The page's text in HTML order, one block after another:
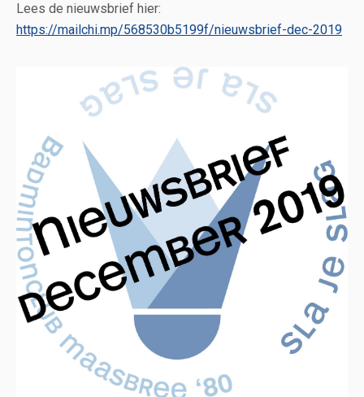
Lees de nieuwsbrief hier:
https://mailchi.mp/568530b5199f/nieuwsbrief-dec-2019